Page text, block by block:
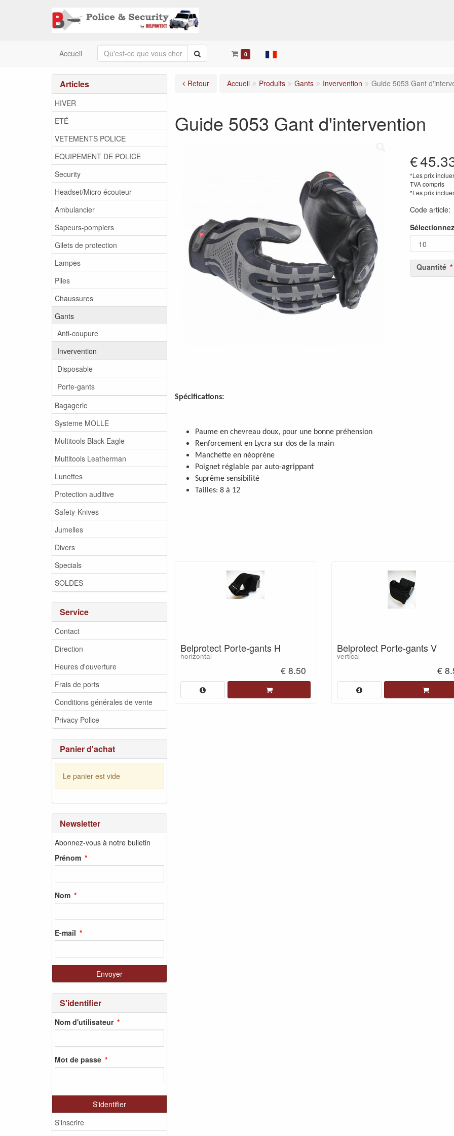
Accueil Rechercher 0
Articles
HIVER
ETÉ
VETEMENTS POLICE
EQUIPEMENT DE POLICE
Security
Headset/Micro écouteur
Ambulancier
Sapeurs-pompiers
Gilets de protection
Lampes
Piles
Chaussures
Gants
Anti-coupure
Invervention
Disposable
Porte-gants
Bagagerie
Systeme MOLLE
Multitools Black Eagle
Multitools Leatherman
Lunettes
Protection auditive
Safety-Knives
Jumelles
Divers
Specials
SOLDES
Service
Contact
Direction
Heures d'ouverture
Frais de ports
Conditions générales de vente
Privacy Police
Panier d'achat
Le panier est vide
Newsletter
Abonnez-vous à notre bulletin
Prénom
Nom
E-mail
S'identifier
Nom d'utilisateur
Mot de passe
S'identifier
S'inscrire
Retour Accueil Produits Gants Invervention Guide 5053 Gant
Guide 5053 Gant d'intervention
€
*Les prix
TVA compris
*Les prix
Code article:
Quantité
Spécifications:
Paume en chevreau doux, pour une bonne préhension
Renforcement en Lycra sur dos de la main
Manchette en néoprène
Poignet réglable par auto-agrippant
Suprême sensibilité
Tailles: 8 à 12
Belprotect Porte-gants H
horizontal
€ 8.50
Belprotect Porte-gants V
vertical
€